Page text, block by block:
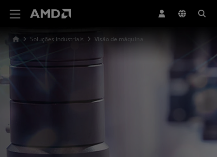
Soluções industriais Visão de máquina